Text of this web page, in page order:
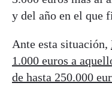
y del año en el que
Ante esta situación,
1.000 euros a
de hasta 250.000